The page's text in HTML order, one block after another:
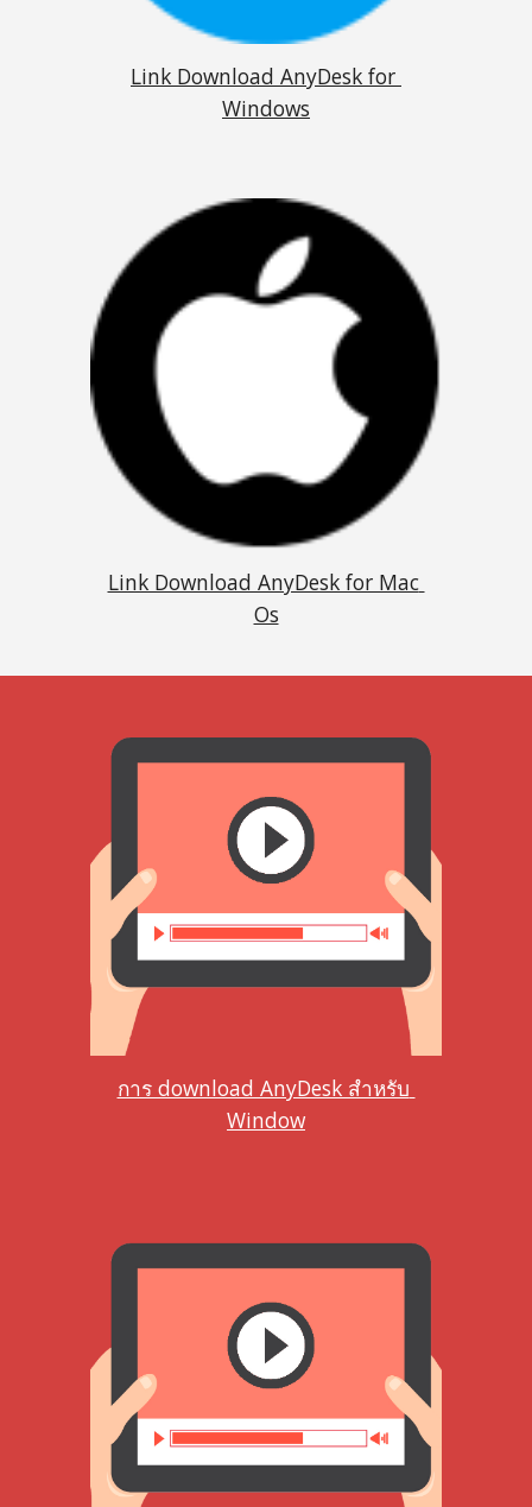
Link Download AnyDesk for
Windows
Link Download AnyDesk for Mac
Os
การ download AnyDesk สำหรับ
Window